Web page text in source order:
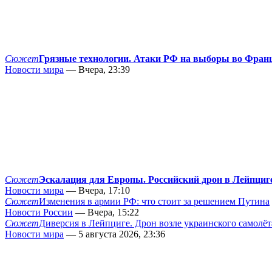
СюжетГрязные технологии. Атаки РФ на выборы во
Новости мира — Вчера, 23:39
СюжетЭскалация для Европы. Российский дрон в
Новости мира — Вчера, 17:10
СюжетИзменения в армии РФ: что стоит за решением Путина
Новости России — Вчера, 15:22
СюжетДиверсия в Лейпциге. Дрон возле украинского
Новости мира — 5 августа 2026, 23:36